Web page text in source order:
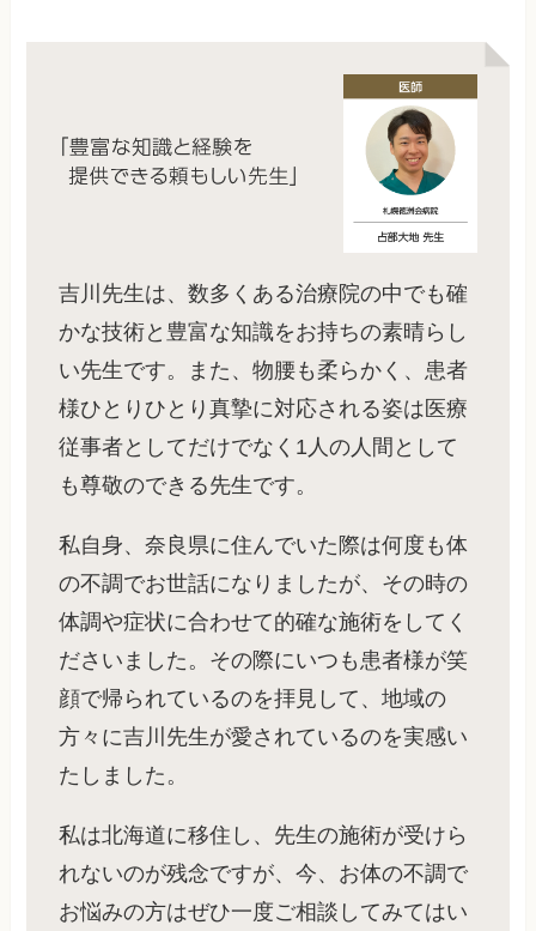
吉川先生は、数多くある治療院の中でも確
かな技術と豊富な知識をお持ちの素晴らし
い先生です。また、物腰も柔らかく、患者
様ひとりひとり真摯に対応される姿は医療
従事者としてだけでなく1人の人間として
も尊敬のできる先生です。
私自身、奈良県に住んでいた際は何度も体
の不調でお世話になりましたが、その時の
体調や症状に合わせて的確な施術をしてく
ださいました。その際にいつも患者様が笑
顔で帰られているのを拝見して、地域の
方々に吉川先生が愛されているのを実感い
たしました。
私は北海道に移住し、先生の施術が受けら
れないのが残念ですが、今、お体の不調で
お悩みの方はぜひ一度ご相談してみてはい